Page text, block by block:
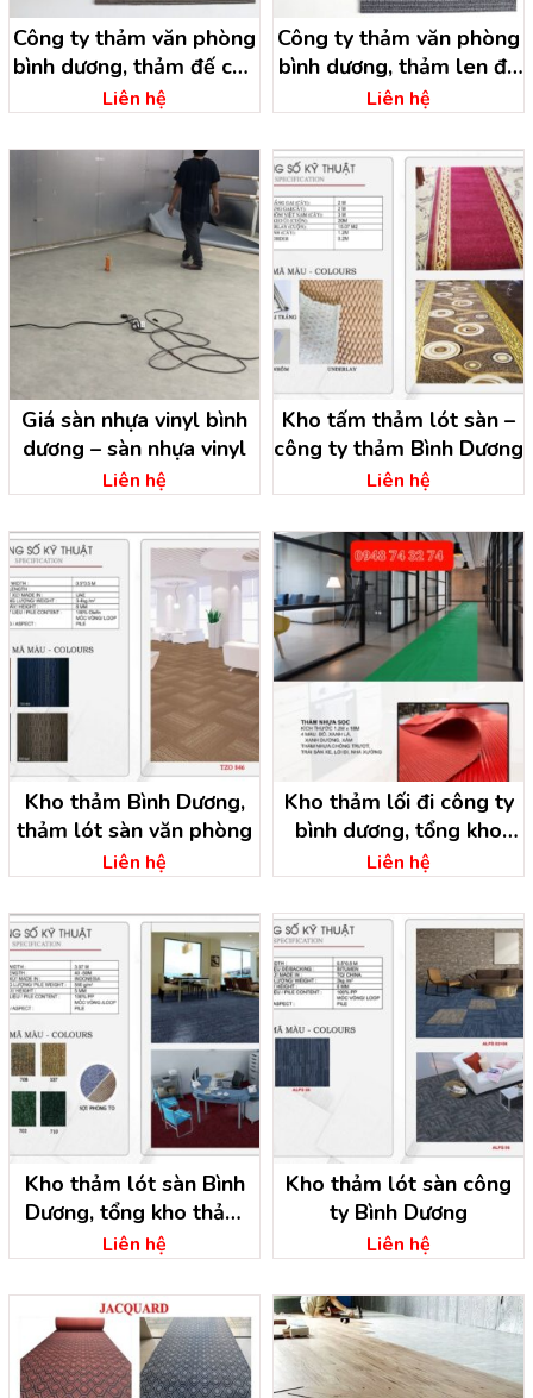
Công ty thảm văn phòng
bình dương, thảm đế cao
su bình dương
Liên hệ
Công ty thảm văn phòng
bình dương, thảm len đế
cao su
Liên hệ
Giá sàn nhựa vinyl bình
dương – sàn nhựa vinyl
Liên hệ
Kho tấm thảm lót sàn –
công ty thảm Bình Dương
Liên hệ
Kho thảm Bình Dương,
thảm lót sàn văn phòng
Liên hệ
Kho thảm lối đi công ty
bình dương, tổng kho
thảm Bình Dương
Liên hệ
Kho thảm lót sàn Bình
Dương, tổng kho thảm
trải sàn
Liên hệ
Kho thảm lót sàn công
ty Bình Dương
Liên hệ